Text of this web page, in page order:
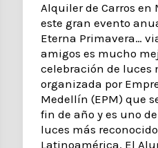
Alquiler de Carros en
este gran evento
Eterna Primavera…
amigos es mucho
celebración de luces
organizada por
Medellín (EPM) que
fin de año y es uno
luces más
Latinoamérica. El